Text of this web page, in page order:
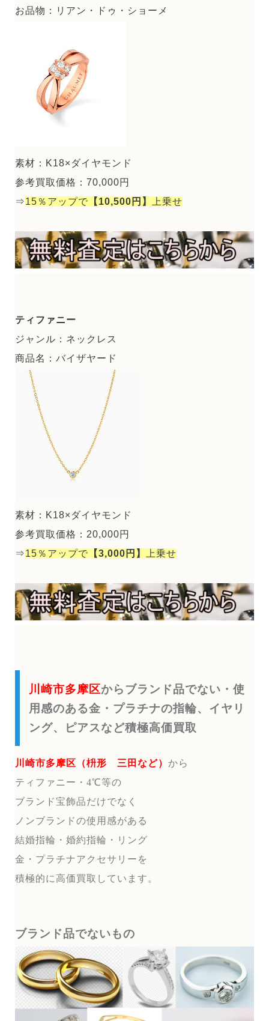
お品物：リアン・ドゥ・ショーメ
素材：K18×ダイヤモンド
参考買取価格：70,000円
⇒15％アップで 【10,500円】 上乗せ
ティファニー
ジャンル：ネックレス
商品名：バイザヤード
素材：K18×ダイヤモンド
参考買取価格：20,000円
⇒15％アップで 【3,000円】 上乗せ
川崎市多摩区からブランド品でない・使
用感のある金・プラチナの指輪、イヤリ
ング、ピアスなど積極高価買取
川崎市多摩区（枡形 三田など） から
ティファニー・4℃等の
ブランド宝飾品だけでなく
ノンブランドの使用感がある
結婚指輪・婚約指輪・リング
金・プラチナアクセサリーを
積極的に高価買取しています。
ブランド品でないもの